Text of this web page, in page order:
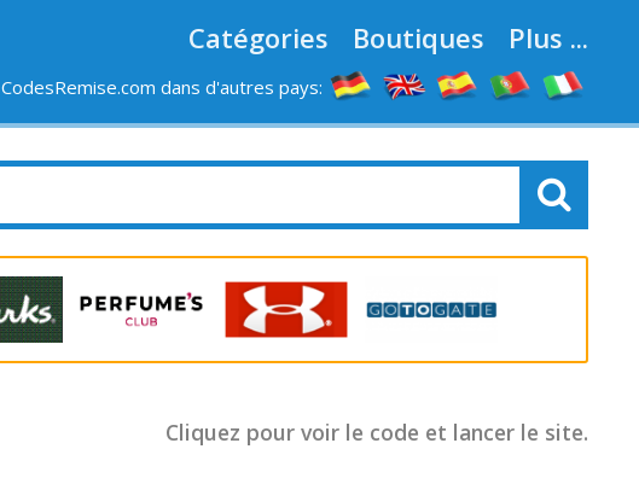
Catégories Boutiques Plus ...
CodesRemise.com dans d'autres pays:
NOUVELLES MAGASINS
Cliquez pour voir le code et lancer le site.